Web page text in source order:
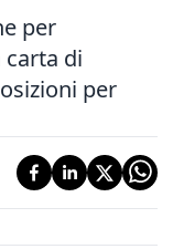
per
di
per